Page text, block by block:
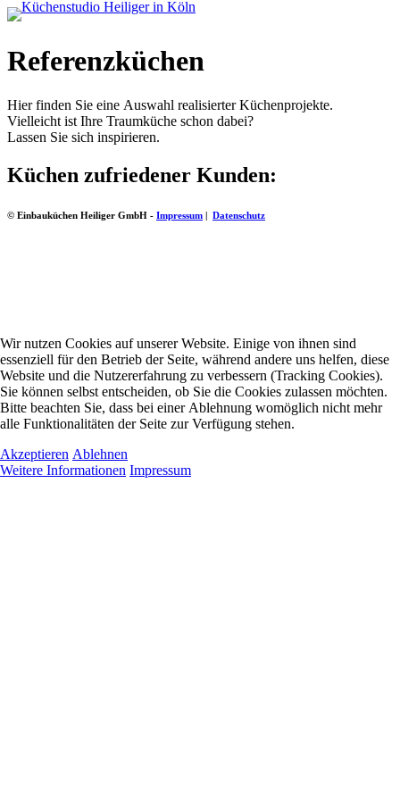
Referenzküchen
Hier finden Sie eine Auswahl realisierter Küchenprojekte.
Vielleicht ist Ihre Traumküche schon dabei?
Lassen Sie sich inspirieren.
Küchen zufriedener Kunden:
© Einbauküchen Heiliger GmbH - Impressum | Datenschutz
Wir nutzen Cookies auf unserer Website. Einige von ihnen sind
essenziell für den Betrieb der Seite, während andere uns helfen, diese
Website und die Nutzererfahrung zu verbessern (Tracking Cookies).
Sie können selbst entscheiden, ob Sie die Cookies zulassen möchten.
Bitte beachten Sie, dass bei einer Ablehnung womöglich nicht mehr
alle Funktionalitäten der Seite zur Verfügung stehen.
Akzeptieren Ablehnen
Weitere Informationen Impressum